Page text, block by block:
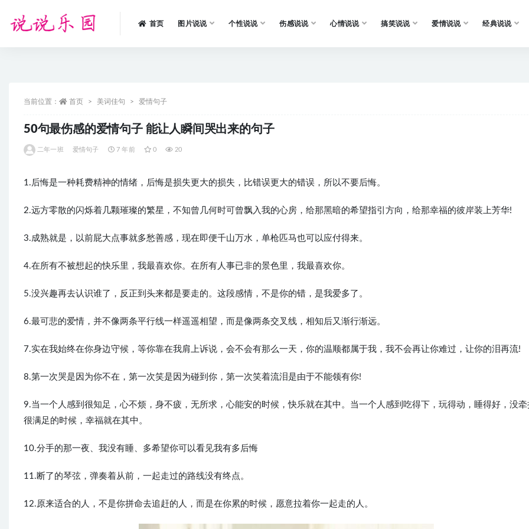
首页 图片说说 个性说说 伤感说说 心情说说 搞笑说说 爱情说说 经典说说
当前位置： 首页 美词佳句 爱情句子
50句最伤感的爱情句子 能让人瞬间哭出来的句子
二年一班 爱情句子 7 年前 0 20
1.后悔是一种耗费精神的情绪，后悔是损失更大的损失，比错误更大的错误，所以不要后悔。
2.远方零散的闪烁着几颗璀璨的繁星，不知曾几何时可曾飘入我的心房，给那黑暗的希望指引方向，给那幸福的彼岸装上芳华!
3.成熟就是，以前屁大点事就多愁善感，现在即便千山万水，单枪匹马也可以应付得来。
4.在所有不被想起的快乐里，我最喜欢你。在所有人事已非的景色里，我最喜欢你。
5.没兴趣再去认识谁了，反正到头来都是要走的。这段感情，不是你的错，是我爱多了。
6.最可悲的爱情，并不像两条平行线一样遥遥相望，而是像两条交叉线，相知后又渐行渐远。
7.实在我始终在你身边守候，等你靠在我肩上诉说，会不会有那么一天，你的温顺都属于我，我不会再让你难过，让你的泪再流!
8.第一次哭是因为你不在，第一次笑是因为碰到你，第一次笑着流泪是由于不能领有你!
9.当一个人感到很知足，心不烦，身不疲，无所求，心能安的时候，快乐就在其中。当一个人感到吃得下，玩得动，睡得好，没牵
很满足的时候，幸福就在其中。
10.分手的那一夜、我没有睡、多希望你可以看见我有多后悔
11.断了的琴弦，弹奏着从前，一起走过的路线没有终点。
12.原来适合的人，不是你拼命去追赶的人，而是在你累的时候，愿意拉着你一起走的人。